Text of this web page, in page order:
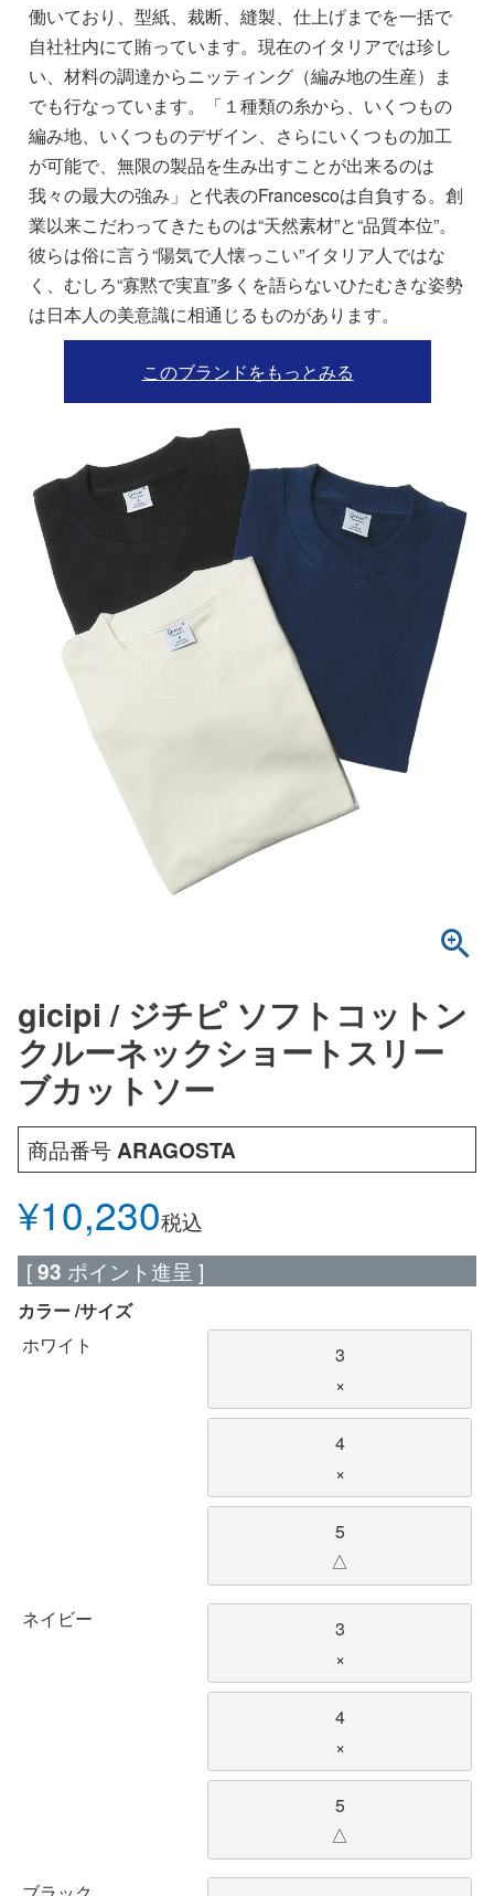
働いており、型紙、裁断、縫製、仕上げまでを一括で
自社社内にて賄っています。現在のイタリアでは珍し
い、材料の調達からニッティング（編み地の生産）ま
でも行なっています。「１種類の糸から、いくつもの
編み地、いくつものデザイン、さらにいくつもの加工
が可能で、無限の製品を生み出すことが出来るのは
我々の最大の強み」と代表のFrancescoは自負する。創
業以来こだわってきたものは“天然素材”と“品質本位”。
彼らは俗に言う“陽気で人懐っこい”イタリア人ではな
く、むしろ“寡黙で実直”多くを語らないひたむきな姿勢
は日本人の美意識に相通じるものがあります。
このブランドをもっとみる
gicipi / ジチピ ソフトコットン
クルーネックショートスリー
ブカットソー
商品番号ARAGOSTA
¥10,230税込
[93 ポイント進呈 ]
カラー サイズ
ホワイト
3
×
4
×
5
△
ネイビー
3
×
4
×
5
△